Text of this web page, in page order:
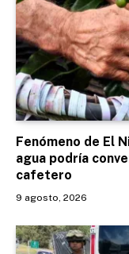
Fenómeno de El
agua podría
cafetero
9 agosto, 2026